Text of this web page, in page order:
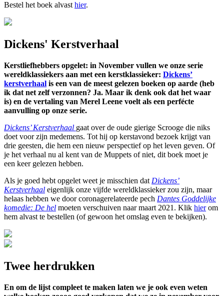
Bestel het boek alvast hier.
Dickens' Kerstverhaal
Kerstliefhebbers opgelet: in November vullen we onze serie
wereldklassiekers aan met een kerstklassieker: Dickens’
kerstverhaal is een van de meest gelezen boeken op aarde (heb
ik dat net zelf verzonnen? Ja. Maar ik denk ook dat het waar
is) en de vertaling van Merel Leene voelt als een perfécte
aanvulling op onze serie.
Dickens’ Kerstverhaal gaat over de oude gierige Scrooge die niks
doet voor zijn medemens. Tot hij op kerstavond bezoek krijgt van
drie geesten, die hem een nieuw perspectief op het leven geven. Of
je het verhaal nu al kent van de Muppets of niet, dit boek moet je
een keer gelezen hebben.
Als je goed hebt opgelet weet je misschien dat Dickens’
Kerstverhaal eigenlijk onze vijfde wereldklassieker zou zijn, maar
helaas hebben we door coronagerelateerde pech Dantes Goddelijke
komedie: De hel moeten verschuiven naar maart 2021. Klik hierom
hem alvast te bestellen (of gewoon het omslag even te bekijken).
Twee herdrukken
En om de lijst compleet te maken laten we je ook even weten